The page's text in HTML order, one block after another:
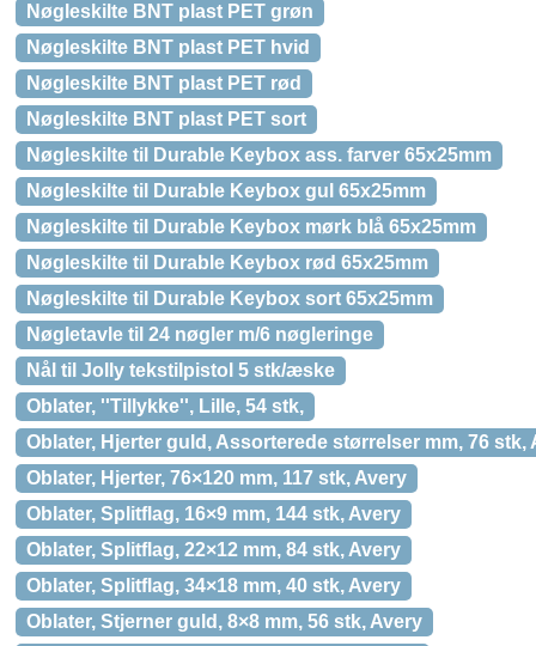
Nøgleskilte BNT plast PET grøn
Nøgleskilte BNT plast PET hvid
Nøgleskilte BNT plast PET rød
Nøgleskilte BNT plast PET sort
Nøgleskilte til Durable Keybox ass. farver 65x25mm
Nøgleskilte til Durable Keybox gul 65x25mm
Nøgleskilte til Durable Keybox mørk blå 65x25mm
Nøgleskilte til Durable Keybox rød 65x25mm
Nøgleskilte til Durable Keybox sort 65x25mm
Nøgletavle til 24 nøgler m/6 nøgleringe
Nål til Jolly tekstilpistol 5 stk/æske
Oblater, ''Tillykke'', Lille, 54 stk,
Oblater, Hjerter guld, Assorterede størrelser mm, 76 stk,
Oblater, Hjerter, 76×120 mm, 117 stk, Avery
Oblater, Splitflag, 16×9 mm, 144 stk, Avery
Oblater, Splitflag, 22×12 mm, 84 stk, Avery
Oblater, Splitflag, 34×18 mm, 40 stk, Avery
Oblater, Stjerner guld, 8×8 mm, 56 stk, Avery